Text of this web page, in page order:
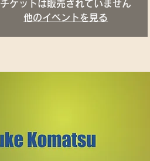
チケットは販売されていません
他のイベントを見る